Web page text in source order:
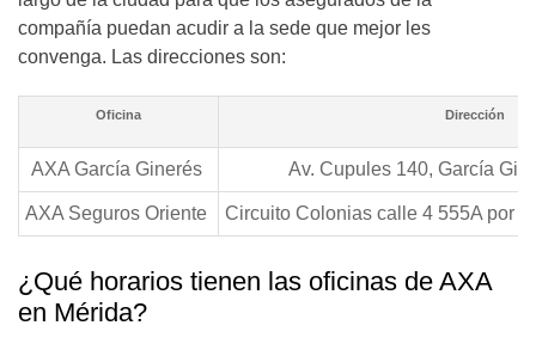
compañía puedan acudir a la sede que mejor les
convenga. Las direcciones son:
Oficina Dirección
AXA García Ginerés Av. Cupules 140, García
AXA Seguros Oriente Circuito Colonias calle 4 555A por
¿Qué horarios tienen las oficinas de AXA
en Mérida?